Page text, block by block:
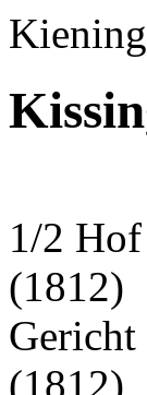
1/2
(1812)
(1812)